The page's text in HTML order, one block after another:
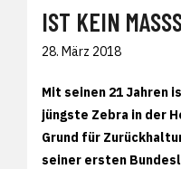
IST KEIN
28. März 2018
Mit seinen 21 Jahren
jüngste Zebra in der
Grund für
seiner ersten